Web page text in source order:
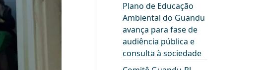
Plano de Educação
Ambiental do Guandu
avança para fase de
audiência pública e
consulta à sociedade